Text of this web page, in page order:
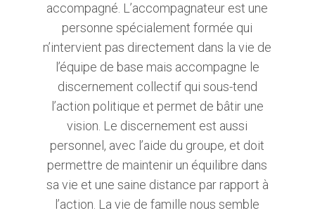
accompagné. L’accompagnateur est une
personne spécialement formée qui
n’intervient pas directement dans la vie de
l’équipe de base mais accompagne le
discernement collectif qui sous-tend
l’action politique et permet de bâtir une
vision. Le discernement est aussi
personnel, avec l’aide du groupe, et doit
permettre de maintenir un équilibre dans
sa vie et une saine distance par rapport à
l’action. La vie de famille nous semble